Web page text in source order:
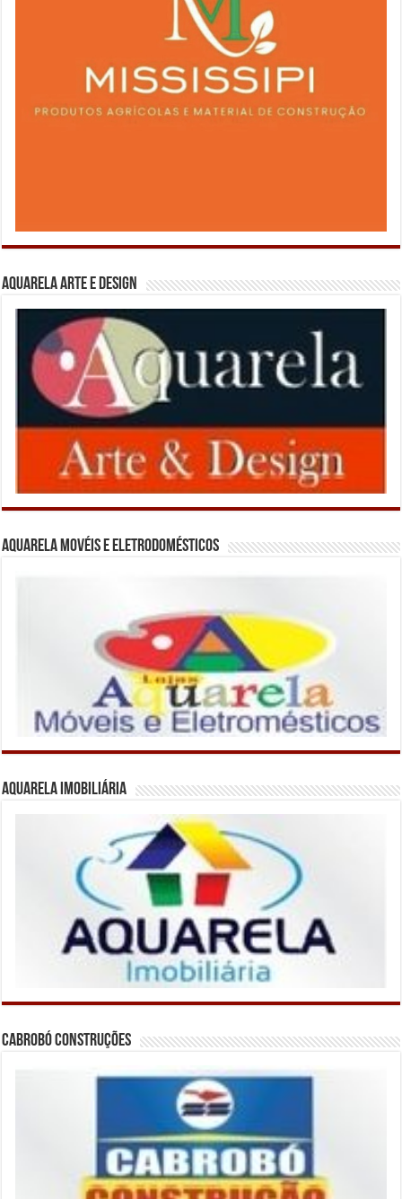
Aquarela Arte e Design
Aquarela Movéis e Eletrodomésticos
Aquarela Imobiliária
Cabrobó Construções